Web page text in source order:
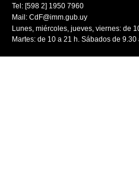
Tel: [598 2] 1950 7960
Mail: CdF@imm.gub.uy
Lunes, miércoles, jueves, viernes: de
Martes: de 10 a 21 h. Sábados de 9.30